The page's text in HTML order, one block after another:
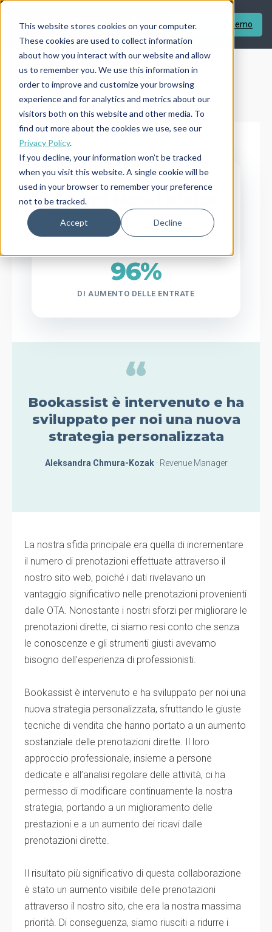
This website stores cookies on your computer.
These cookies are used to collect information
about how you interact with our website and allow
us to remember you. We use this information in
order to improve and customize your browsing
experience and for analytics and metrics about our
visitors both on this website and other media. To
find out more about the cookies we use, see our
Privacy Policy.
If you decline, your information won’t be tracked
when you visit this website. A single cookie will be
used in your browser to remember your preference
not to be tracked.
Accept Decline
Prenota Una Demo
← TORNA ALLE STORIE DI SUCCESSO
STORIA DI SUCCESSO
Grand Hotel Kielce
122 camere Kielce, Polonia
96%
DI AUMENTO DELLE ENTRATE
“
Bookassist è intervenuto e ha
sviluppato per noi una nuova
strategia personalizzata
Aleksandra Chmura-Kozak· Revenue Manager
La nostra sfida principale era quella di incrementare
il numero di prenotazioni effettuate attraverso il
nostro sito web, poiché i dati rivelavano un
vantaggio significativo nelle prenotazioni provenienti
dalle OTA. Nonostante i nostri sforzi per migliorare le
prenotazioni dirette, ci siamo resi conto che senza
le conoscenze e gli strumenti giusti avevamo
bisogno dell’esperienza di professionisti.
Bookassist è intervenuto e ha sviluppato per noi una
nuova strategia personalizzata, sfruttando le giuste
tecniche di vendita che hanno portato a un aumento
sostanziale delle prenotazioni dirette. Il loro
approccio professionale, insieme a persone
dedicate e all’analisi regolare delle attività, ci ha
permesso di modificare continuamente la nostra
strategia, portando a un miglioramento delle
prestazioni e a un aumento dei ricavi dalle
prenotazioni dirette.
Il risultato più significativo di questa collaborazione
è stato un aumento visibile delle prenotazioni
attraverso il nostro sito, che era la nostra massima
priorità. Di conseguenza, siamo riusciti a ridurre i